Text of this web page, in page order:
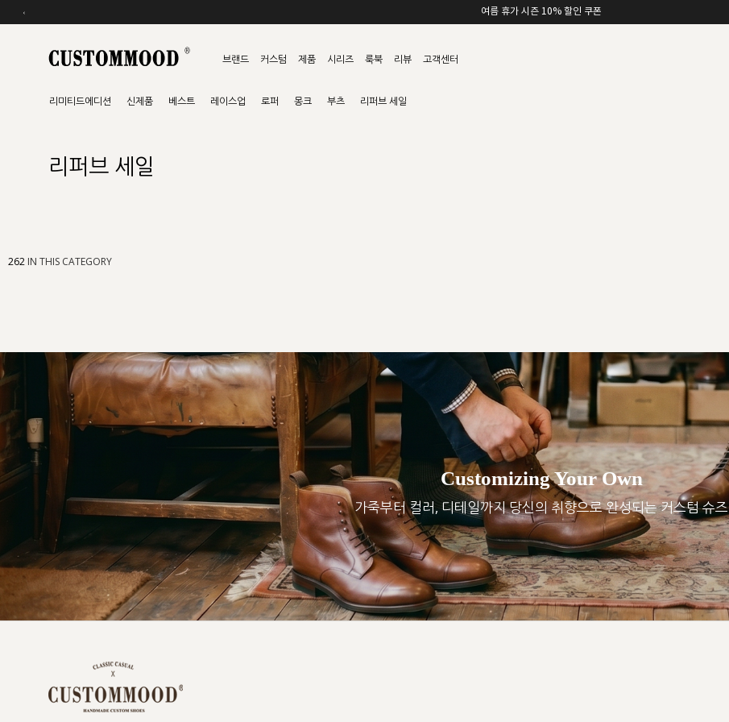
여름 휴가 시즌 10% 할인 쿠폰
‹
브랜드 커스텀 제품 시리즈 룩북 리뷰 고객센터
리미티드에디션 신제품 베스트 레이스업 로퍼 몽크 부츠 리퍼브 세일
리퍼브 세일
262 IN THIS CATEGORY
Customizing Your Own
가죽부터 컬러, 디테일까지 당신의 취향으로 완성되는 커스텀 슈즈